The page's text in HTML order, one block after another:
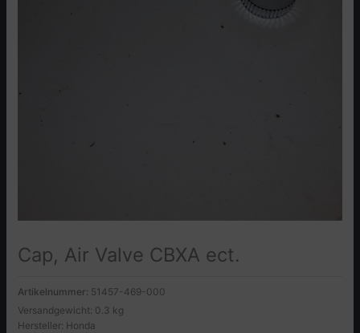
Cap, Air Valve CBXA ect.
Artikelnummer: 51457-469-000
Versandgewicht: 0.3 kg
Hersteller: Honda